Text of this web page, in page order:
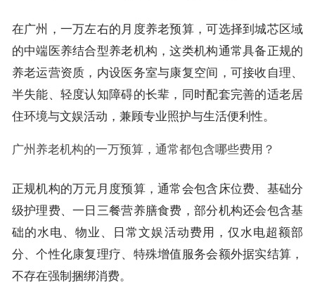
在广州，一万左右的月度养老预算，可选择到城芯区域
的中端医养结合型养老机构，这类机构通常具备正规的
养老运营资质，内设医务室与康复空间，可接收自理、
半失能、轻度认知障碍的长辈，同时配套完善的适老居
住环境与文娱活动，兼顾专业照护与生活便利性。
广州养老机构的一万预算，通常都包含哪些费用？
正规机构的万元月度预算，通常会包含床位费、基础分
级护理费、一日三餐营养膳食费，部分机构还会包含基
础的水电、物业、日常文娱活动费用，仅水电超额部
分、个性化康复理疗、特殊增值服务会额外据实结算，
不存在强制捆绑消费。